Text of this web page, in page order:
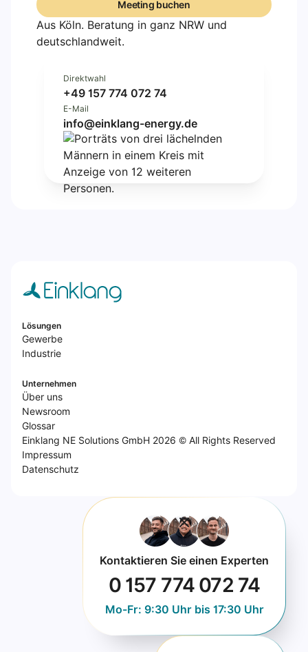
Meeting buchen
Meeting buchen
Aus Köln. Beratung in ganz NRW und
deutschlandweit.
Direktwahl
+49 157 774 072 74
E-Mail
info@einklang-energy.de
Lösungen
Gewerbe
Industrie
Unternehmen
Über uns
Newsroom
Glossar
Einklang NE Solutions GmbH 2026 © All Rights Reserved
Impressum
Datenschutz
Kontaktieren Sie einen Experten
0 157 774 072 74
Mo-Fr: 9:30 Uhr bis 17:30 Uhr